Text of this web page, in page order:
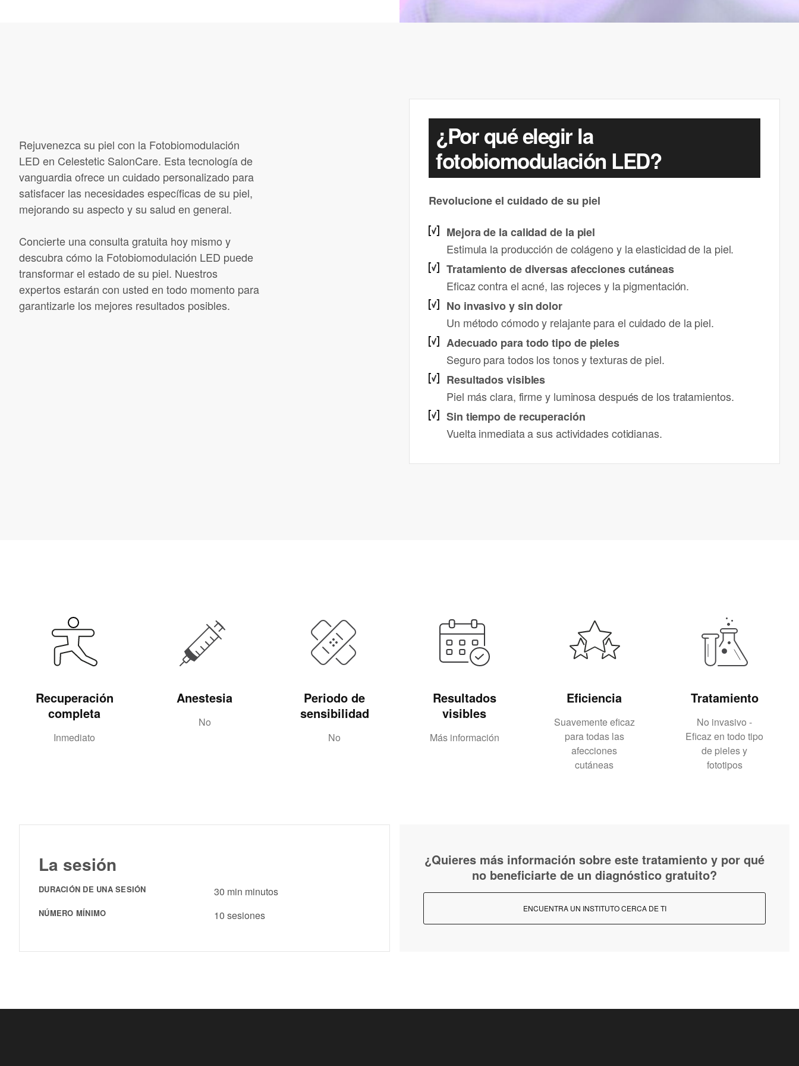
Rejuvenezca su piel con la Fotobiomodulación
LED en Celestetic SalonCare. Esta tecnología de
vanguardia ofrece un cuidado personalizado para
satisfacer las necesidades específicas de su piel,
mejorando su aspecto y su salud en general.
Concierte una consulta gratuita hoy mismo y
descubra cómo la Fotobiomodulación LED puede
transformar el estado de su piel. Nuestros
expertos estarán con usted en todo momento para
garantizarle los mejores resultados posibles.
¿Por qué elegir la
fotobiomodulación LED?
Revolucione el cuidado de su piel
Mejora de la calidad de la piel
Estimula la producción de colágeno y la elasticidad de la piel.
Tratamiento de diversas afecciones cutáneas
Eficaz contra el acné, las rojeces y la pigmentación.
No invasivo y sin dolor
Un método cómodo y relajante para el cuidado de la piel.
Adecuado para todo tipo de pieles
Seguro para todos los tonos y texturas de piel.
Resultados visibles
Piel más clara, firme y luminosa después de los tratamientos.
Sin tiempo de recuperación
Vuelta inmediata a sus actividades cotidianas.
Recuperación
completa
Inmediato
Anestesia
No
Periodo de
sensibilidad
No
Resultados
visibles
Más información
Eficiencia
Suavemente eficaz
para todas las
afecciones
cutáneas
Tratamiento
No invasivo -
Eficaz en todo tipo
de pieles y
fototipos
La sesión
DURACIÓN DE UNA SESIÓN 30 min minutos
NÚMERO MÍNIMO 10 sesiones
¿Quieres más información sobre este tratamiento y por qué
no beneficiarte de un diagnóstico gratuito?
ENCUENTRA UN INSTITUTO CERCA DE TI